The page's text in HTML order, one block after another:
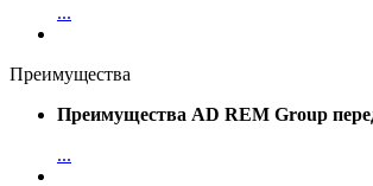
...
Преимущества
Преимущества AD REM Group
...